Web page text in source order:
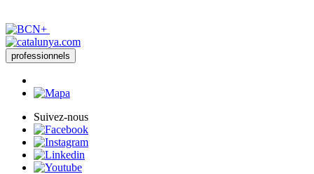
professionnels
Suivez-nous